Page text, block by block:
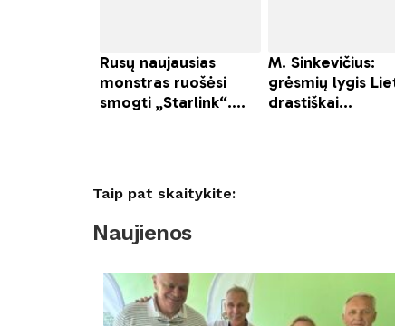
Taip pat skaitykite:
Naujienos